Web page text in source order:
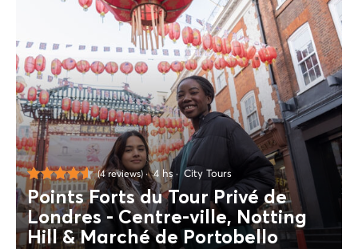
(4 reviews) 4 hs City Tours
Points Forts du Tour Privé de
Londres - Centre-ville, Notting
Hill & Marché de Portobello